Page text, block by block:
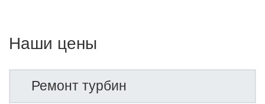
Наши цены
Ремонт турбин